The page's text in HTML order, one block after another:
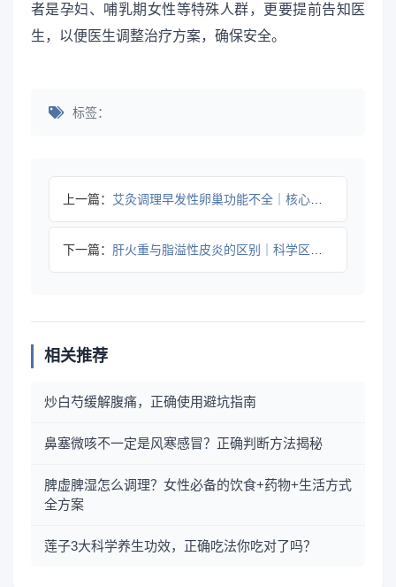
者是孕妇、哺乳期女性等特殊人群，更要提前告知医
生，以便医生调整治疗方案，确保安全。
标签：
上一篇： 艾灸调理早发性卵巢功能不全｜核心穴位实用指南
下一篇： 肝火重与脂溢性皮炎的区别｜科学区分实用指南
相关推荐
炒白芍缓解腹痛，正确使用避坑指南
鼻塞微咳不一定是风寒感冒？正确判断方法揭秘
脾虚脾湿怎么调理？女性必备的饮食+药物+生活方式
全方案
莲子3大科学养生功效，正确吃法你吃对了吗？